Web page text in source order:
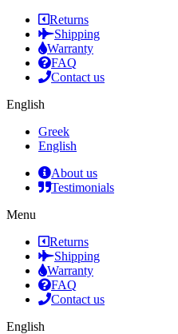
Returns
Shipping
Warranty
FAQ
Contact us
English
Greek
English
About us
Testimonials
Menu
Returns
Shipping
Warranty
FAQ
Contact us
English